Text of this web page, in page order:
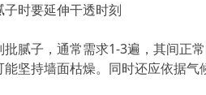
时要延伸干透时刻
腻子，通常需求1-3遍，其间正
坚持墙面枯燥。同时还应依据气